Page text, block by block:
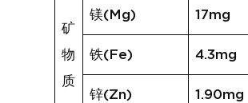
矿
物
质
镁(Mg) 17mg
铁(Fe) 4.3mg
锌(Zn) 1.90mg